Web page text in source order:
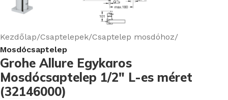
Kezdőlap Csaptelepek Csaptelep mosdóhoz
Mosdócsaptelep
Grohe Allure Egykaros
Mosdócsaptelep 1/2″ L-es méret
(32146000)